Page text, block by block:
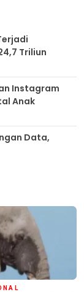
Triliun
Instagram
Anak
Data,